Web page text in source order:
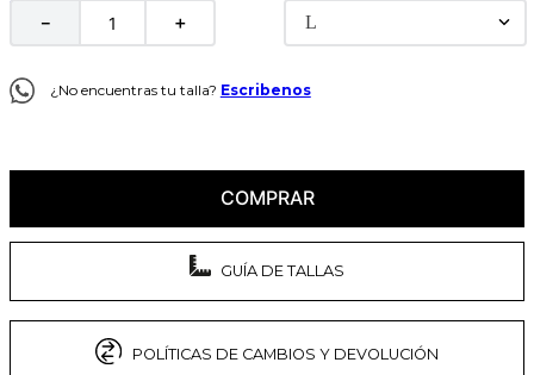
＋
－ L
¿No encuentras tu talla? Escribenos
COMPRAR
GUÍA DE TALLAS
POLÍTICAS DE CAMBIOS Y DEVOLUCIÓN